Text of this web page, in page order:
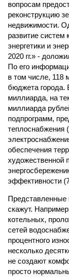
вопросам
реконструкцию
недвижимости.
развитие
энергетики и
2020 гг.» -
По его
в том числе, 118
бюджета города.
миллиарда, на
миллиарда
подпрограмм,
теплоснабжения
обеспечения
художественной
эффективности
Представленные
скажут.
котельных,
сетей
процентного
несколько
не создают
просто